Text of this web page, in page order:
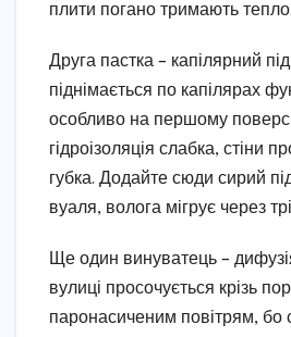
плити погано тримають тепло.
Друга пастка – капілярний
піднімається по капілярах
особливо на першому
гідроізоляція слабка, стіни
губка. Додайте сюди сирий
вуаля, волога мігрує через
Ще один винуватець –
вулиці просочується крізь
паронасиченим повітрям, бо